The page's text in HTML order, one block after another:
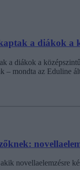
a diákok a
a diákok a
– mondta az Eduline
novellaelemzésre